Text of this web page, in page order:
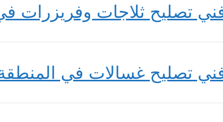
تصليح ثلاجات وفريزرات
تصليح غسالات في